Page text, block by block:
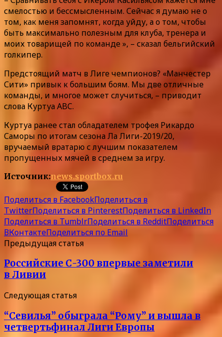
смелостью и бессмысленным. Сейчас я думаю не о
том, как меня запомнят, когда уйду, а о том, чтобы
быть максимально полезным для клуба, тренера и
моих товарищей по команде », – сказал бельгийский
голкипер.
Предстоящий матч в Лиге чемпионов? «Манчестер
Сити» привык к большим боям. Мы две отличные
команды, и многое может случиться, – приводит
слова Куртуа ABC.
Куртуа ранее стал обладателем трофея Рикардо
Саморы по итогам сезона Ла Лиги-2019/20,
вручаемый вратарю с лучшим показателем
пропущенных мячей в среднем за игру.
Источник:news.sportbox.ru
Поделиться в FacebookПоделиться в
TwitterПоделиться в PinterestПоделиться в LinkedIn
Поделиться в TumblrПоделиться в RedditПоделиться
ВКонтактеПоделиться по Email
Предыдущая статья
Российские С-300 впервые заметили
в Ливии
Следующая статья
“Севилья” обыграла “Рому” и вышла в
четвертьфинал Лиги Европы